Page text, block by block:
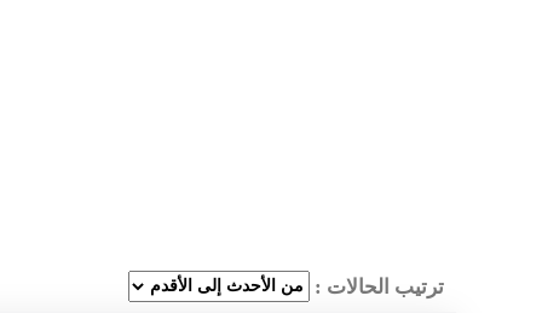
ترتيب الحالات :